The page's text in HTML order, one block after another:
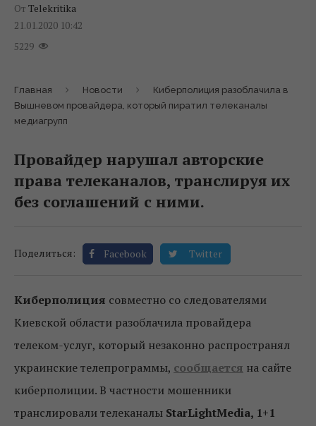
От Telekritika
21.01.2020 10:42
5229
Главная Новости
Киберполиция разоблачила в
Вышневом провайдера, который пиратил телеканалы
медиагрупп
Провайдер нарушал авторские
права телеканалов, транслируя их
без соглашений с ними.
Поделиться: Facebook Twitter
Киберполиция совместно со следователями
Киевской области разоблачила провайдера
телеком-услуг, который незаконно распространял
украинские телепрограммы, сообщается на сайте
киберполиции. В частности мошенники
транслировали телеканалы StarLightMedia, 1+1